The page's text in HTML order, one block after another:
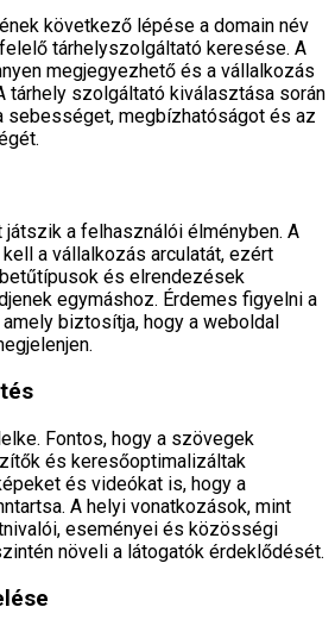
következő lépése a domain név
tárhelyszolgáltató keresése. A
megjegyezhető és a vállalkozás
tárhely szolgáltató kiválasztása során
sebességet, megbízhatóságot és az
a felhasználói élményben. A
a vállalkozás arculatát, ezért
és elrendezések
egymáshoz. Érdemes figyelni a
biztosítja, hogy a weboldal
Fontos, hogy a szövegek
és keresőoptimalizáltak
és videókat is, hogy a
A helyi vonatkozások, mint
eseményei és közösségi
növeli a látogatók érdeklődését.